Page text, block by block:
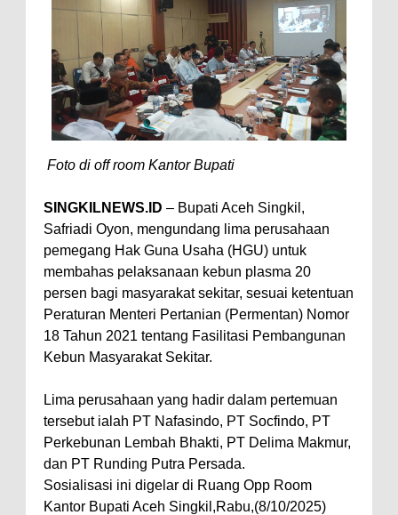
Foto di off room Kantor Bupati
SINGKILNEWS.ID – Bupati Aceh Singkil,
Safriadi Oyon, mengundang lima perusahaan
pemegang Hak Guna Usaha (HGU) untuk
membahas pelaksanaan kebun plasma 20
persen bagi masyarakat sekitar, sesuai ketentuan
Peraturan Menteri Pertanian (Permentan) Nomor
18 Tahun 2021 tentang Fasilitasi Pembangunan
Kebun Masyarakat Sekitar.
Lima perusahaan yang hadir dalam pertemuan
tersebut ialah PT Nafasindo, PT Socfindo, PT
Perkebunan Lembah Bhakti, PT Delima Makmur,
dan PT Runding Putra Persada.
Sosialisasi ini digelar di Ruang Opp Room
Kantor Bupati Aceh Singkil,Rabu,(8/10/2025)